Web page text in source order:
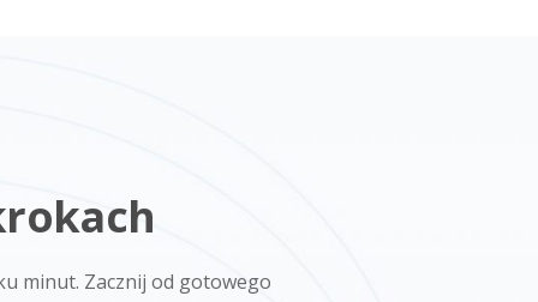
minut. Zacznij od gotowego